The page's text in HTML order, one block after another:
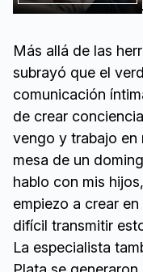
Más allá de las
subrayó que el
comunicación
de crear
vengo y trabajo en
mesa de un
hablo con mis
empiezo a crear
difícil transmitir
La especialista